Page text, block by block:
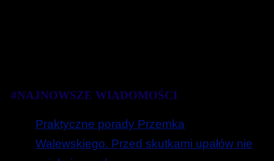
#NAJNOWSZE WIADOMOŚCI
Praktyczne porady Przemka
Walewskiego. Przed skutkami upałów nie